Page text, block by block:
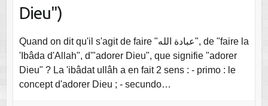
Dieu")
Quand on dit qu'il s'agit de faire "عبادة الله", de "faire la
'Ibâda d'Allah", d'"adorer Dieu", que signifie "adorer
Dieu" ? La 'ibâdat ullâh a en fait 2 sens : - primo : le
concept d'adorer Dieu ; - secundo…